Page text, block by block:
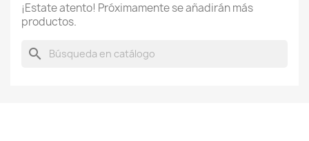
¡Estate atento! Próximamente se añadirán más
productos.
search